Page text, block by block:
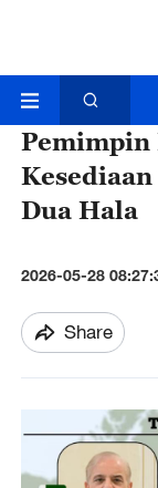
Pemimpin
Dua Hala
2026-05-28
Share